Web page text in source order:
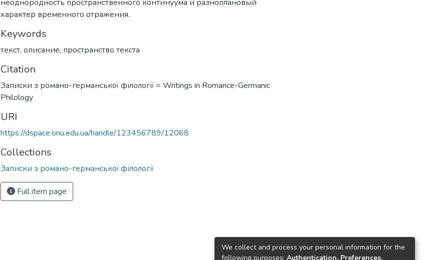
неоднородность пространственного континуума и разноплановый
характер временного отражения.
Keywords
текст, описание, пространство текста
Citation
Записки з романо-германської філології = Writings in Romance-Germanic
Philology
URI
https://dspace.onu.edu.ua/handle/123456789/12068
Collections
Записки з романо-германської філології
Full item page
We collect and process your personal information for the
following purposes: Authentication, Preferences,